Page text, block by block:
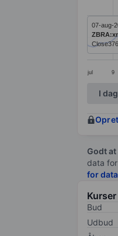
jul 9
07-aug-
Close
End
I dag
Godt at
data
for data
Kurser
Bud
Udbud